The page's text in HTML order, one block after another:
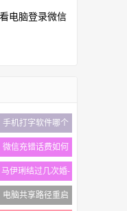
电脑登录微信
手机打字软件哪个
好用一些（安利5
款热门的手机输
微信充错话费如何
退回来（微信充话
费充错退回教
马伊琍结过几次婚-
详细了解马伊琍的
个人资料
电脑共享路径重启